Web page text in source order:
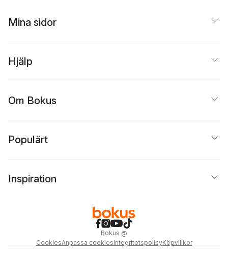
Mina sidor
Hjälp
Om Bokus
Populärt
Inspiration
Bokus @
CookiesAnpassa cookiesIntegritetspolicyKöpvillkor